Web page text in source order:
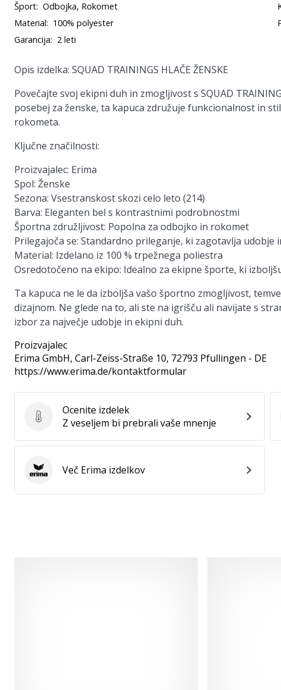
Šport: Odbojka, Rokomet
Material: 100% polyester
Garancija: 2 leti
Opis izdelka: SQUAD TRAININGS HLAČE ŽENSKE
Povečajte svoj ekipni duh in zmogljivost s SQUAD
posebej za ženske, ta kapuca združuje funkcionalnost in
rokometa.
Ključne značilnosti:
Proizvajalec: Erima
Spol: Ženske
Sezona: Vsestranskost skozi celo leto (214)
Barva: Eleganten bel s kontrastnimi podrobnostmi
Športna združljivost: Popolna za odbojko in rokomet
Prilegajoča se: Standardno prileganje, ki zagotavlja udobje
Material: Izdelano iz 100 % trpežnega poliestra
Osredotočeno na ekipo: Idealno za ekipne športe, ki
Ta kapuca ne le da izboljša vašo športno zmogljivost,
dizajnom. Ne glede na to, ali ste na igrišču ali navijate s
izbor za največje udobje in ekipni duh.
Proizvajalec
Erima GmbH, Carl-Zeiss-Straße 10, 72793 Pfullingen - DE
https://www.erima.de/kontaktformular
Ocenite izdelek
Ocenite izdelek
Z veseljem bi prebrali vaše mnenje
Erima Več Erima izdelkov